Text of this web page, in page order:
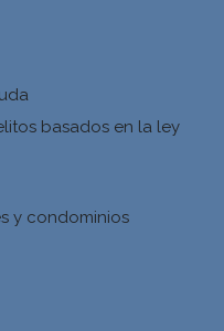
basados en la ley
y condominios